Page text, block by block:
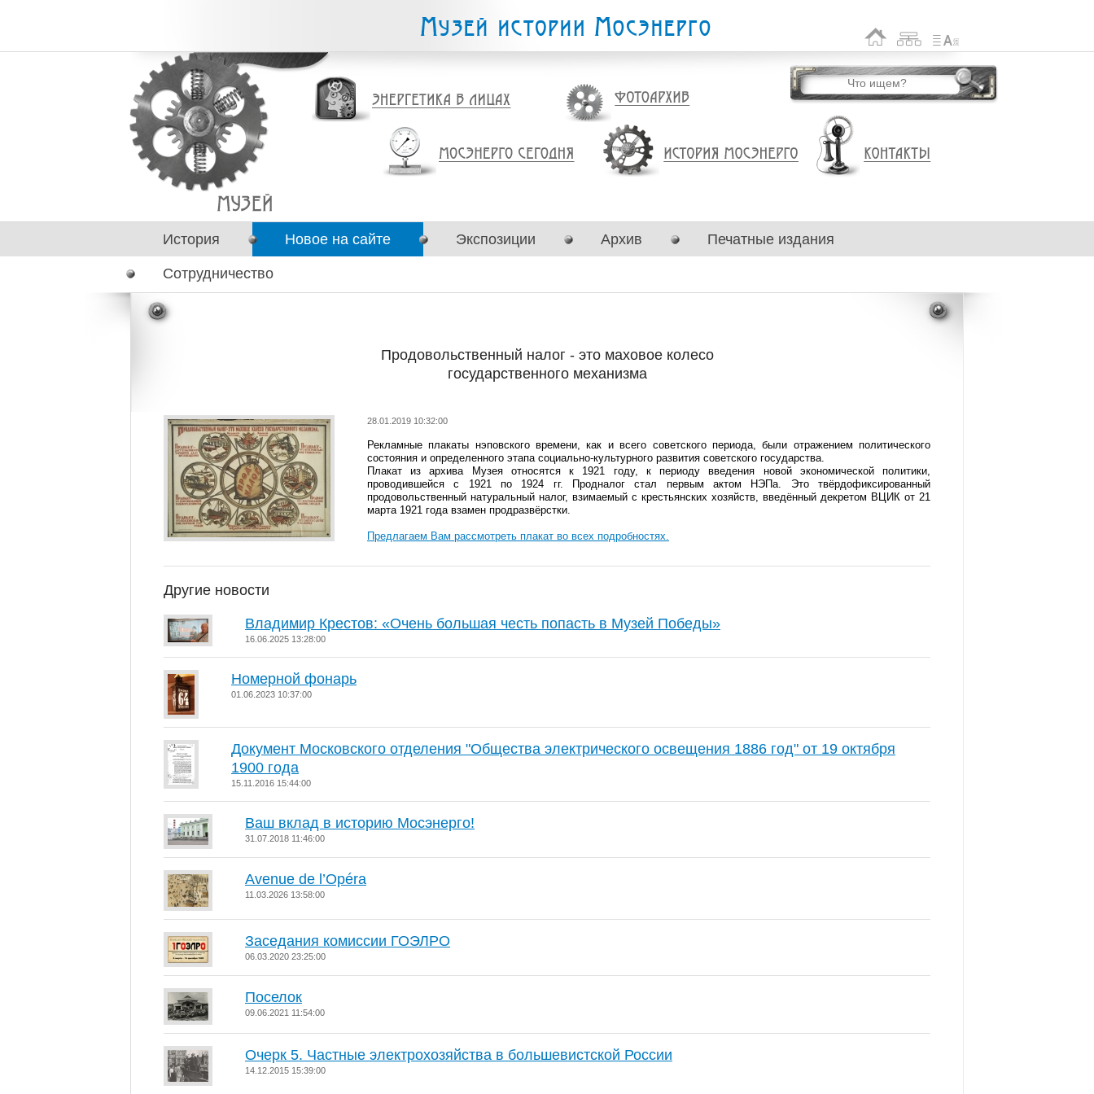
История Новое на сайте Экспозиции Архив Печатные издания
Сотрудничество
Продовольственный налог - это маховое колесо
государственного механизма
28.01.2019 10:32:00
Рекламные плакаты нэповского времени, как и всего советского периода, были отражением политического
состояния и определенного этапа социально-культурного развития советского государства.
Плакат из архива Музея относятся к 1921 году, к периоду введения новой экономической политики,
проводившейся с 1921 по 1924 гг. Продналог стал первым актом НЭПа. Это твёрдофиксированный
продовольственный натуральный налог, взимаемый с крестьянских хозяйств, введённый декретом ВЦИК от 21
марта 1921 года взамен продразвёрстки.
Предлагаем Вам рассмотреть плакат во всех подробностях.
Другие новости
Владимир Крестов: «Очень большая честь попасть в Музей Победы»
16.06.2025 13:28:00
Номерной фонарь
01.06.2023 10:37:00
Документ Московского отделения "Общества электрического освещения 1886 год" от 19 октября
1900 года
15.11.2016 15:44:00
Ваш вклад в историю Мосэнерго!
31.07.2018 11:46:00
Аvenue de l’Opéra
11.03.2026 13:58:00
Заседания комиссии ГОЭЛРО
06.03.2020 23:25:00
Поселок
09.06.2021 11:54:00
Очерк 5. Частные электрохозяйства в большевистской России
14.12.2015 15:39:00